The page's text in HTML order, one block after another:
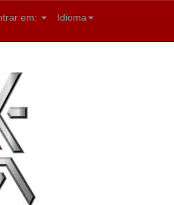
Idioma
em: